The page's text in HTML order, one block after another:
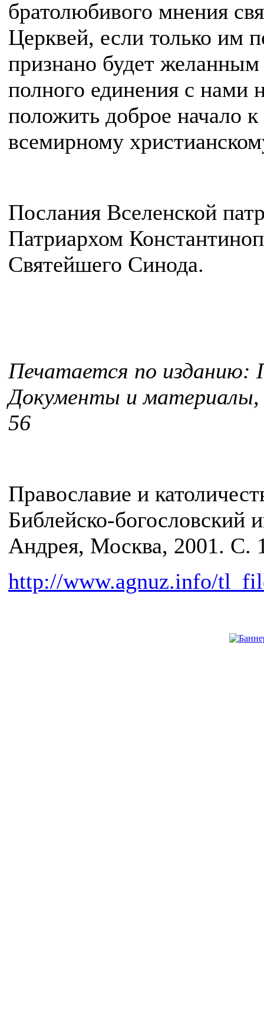
братолюбивого мнения
Церквей, если только им
признано будет
полного единения с нами
положить доброе начало
всемирному
Послания Вселенской
Патриархом
Святейшего Синода.
Печатается по изданию:
Документы и материалы,
56
Православие и
Библейско-богословский
Андрея, Москва, 2001. С.
http://www.agnuz.info/